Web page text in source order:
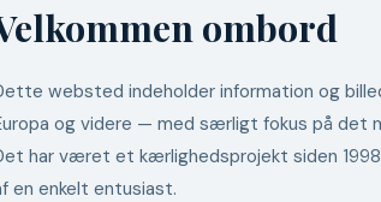
ombord
websted indeholder information og
og videre — med særligt fokus på det
har været et kærlighedsprojekt siden
en enkelt entusiast.